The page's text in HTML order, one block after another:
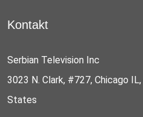
Kontakt
Serbian Television Inc
3023 N. Clark, #727, Chicago
States